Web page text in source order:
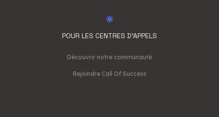
POUR LES CENTRES D'APPELS
Découvrir notre communauté
Rejoindre Call Of Success